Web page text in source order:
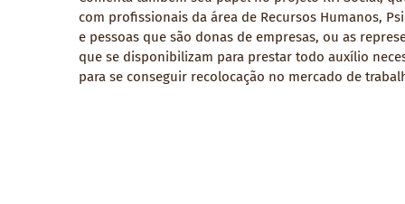
com profissionais da área de Recursos Humanos,
e pessoas que são donas de empresas, ou as
que se disponibilizam para prestar todo auxílio
para se conseguir recolocação no mercado de